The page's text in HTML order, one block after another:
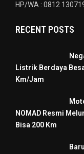
HP/WA : 0812
RECENT POSTS
Listrik Berdaya
Km/Jam
NOMAD Resmi
Bisa 200 Km